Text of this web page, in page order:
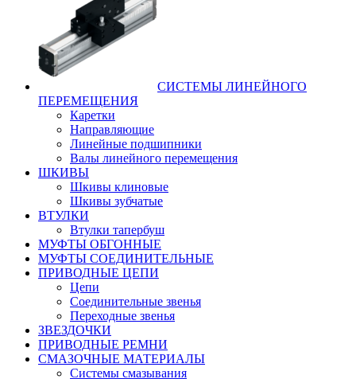
СИСТЕМЫ ЛИНЕЙНОГО
ПЕРЕМЕЩЕНИЯ
Каретки
Направляющие
Линейные подшипники
Валы линейного перемещения
ШКИВЫ
Шкивы клиновые
Шкивы зубчатые
ВТУЛКИ
Втулки тапербуш
МУФТЫ ОБГОННЫЕ
МУФТЫ СОЕДИНИТЕЛЬНЫЕ
ПРИВОДНЫЕ ЦЕПИ
Цепи
Соединительные звенья
Переходные звенья
ЗВЕЗДОЧКИ
ПРИВОДНЫЕ РЕМНИ
СМАЗОЧНЫЕ МАТЕРИАЛЫ
Системы смазывания